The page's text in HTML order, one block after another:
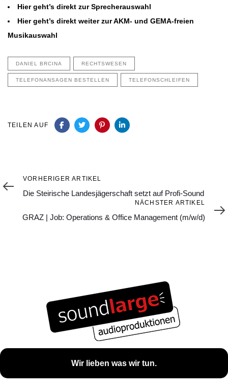
Hier geht’s direkt zur Sprecherauswahl
Hier geht’s direkt weiter zur AKM- und GEMA-freien
Musikauswahl
DANIEL BRCINA RECHTSWESEN
TELEFONANSAGEN BESTELLEN TELEFONSCHLEIFEN
TEILEN AUF
Vorheriger
Artikel
VORHERIGER ARTIKEL
Die Steirische Landesjägerschaft setzt auf Profi-Sound
Artikel
NÄCHSTER ARTIKEL
GRAZ | Job: Operations & Office Management (m/w/d)
Wir lieben was wir tun.